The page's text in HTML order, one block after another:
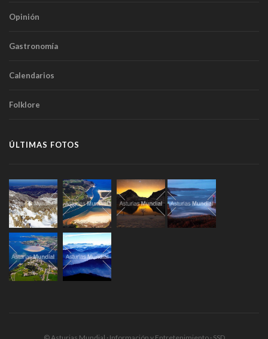
Opinión
Gastronomía
Calendarios
Folklore
ÚLTIMAS FOTOS